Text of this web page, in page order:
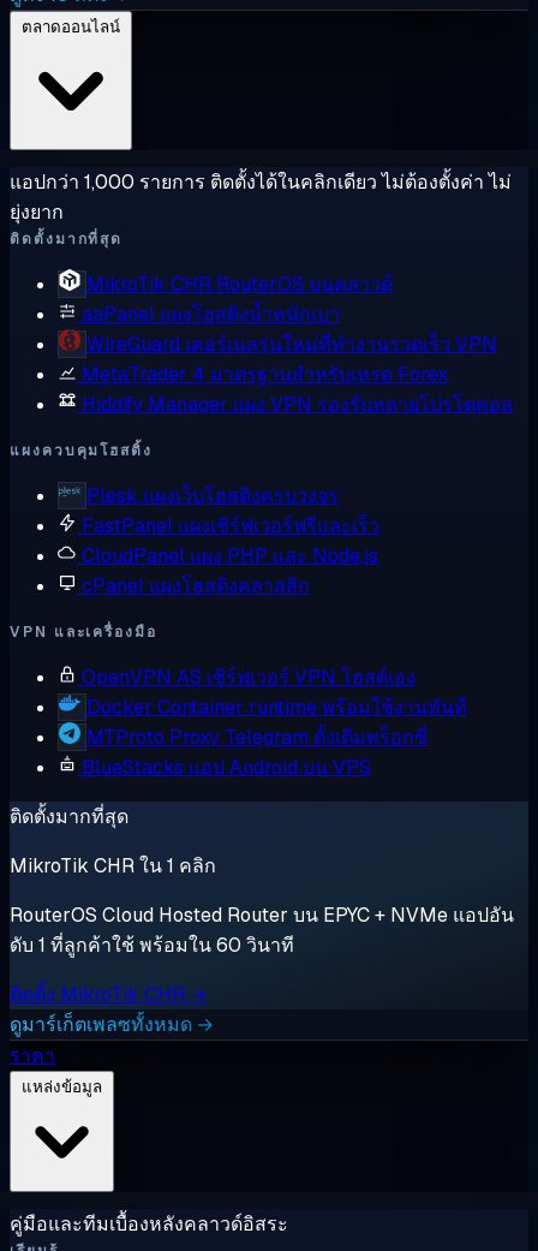
แอปกว่า 1,000 รายการ ติดตั้งได้ในคลิกเดียว ไม่ต้องตั้งค่า ไม่
ยุ่งยาก
ติดตั้งมากที่สุด
MikroTik CHR RouterOS บนคลาวด์
aaPanel แผงโฮสติงน้ำหนักเบา
WireGuard เคอร์เนลรุ่นใหม่ที่ทำงานรวดเร็ว VPN
MetaTrader 4 มาตรฐานสำหรับเทรด Forex
Hiddify Manager แผง VPN รองรับหลายโปรโตคอล
แผงควบคุมโฮสติ้ง
Plesk แผงเว็บโฮสติงครบวงจร
FastPanel แผงเซิร์ฟเวอร์ฟรีและเร็ว
CloudPanel แผง PHP และ Node.js
cPanel แผงโฮสติงคลาสสิก
VPN และเครื่องมือ
OpenVPN AS เซิร์ฟเวอร์ VPN โฮสต์เอง
Docker Container runtime พร้อมใช้งานทันที
MTProto Proxy Telegram ดั้งเดิมพร็อกซี่
BlueStacks แอป Android บน VPS
ติดตั้งมากที่สุด
MikroTik CHR ใน 1 คลิก
RouterOS Cloud Hosted Router บน EPYC + NVMe แอปอัน
ดับ 1 ที่ลูกค้าใช้ พร้อมใน 60 วินาที
ติดตั้ง MikroTik CHR →
ดูมาร์เก็ตเพลซทั้งหมด →
ราคา
คู่มือและทีมเบื้องหลังคลาวด์อิสระ